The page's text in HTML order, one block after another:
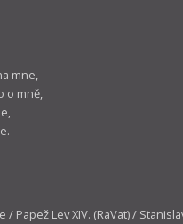
mne,
o mně,
/ Papež Lev XIV. (RaVat)/